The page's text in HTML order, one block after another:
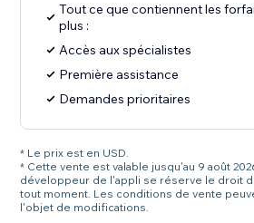
Tout ce que contiennent les
plus :
Accès aux spécialistes
Première assistance
Demandes prioritaires
* Le prix est en USD.
* Cette vente est valable jusqu'au 9 août
développeur de l'appli se réserve le droit
tout moment. Les conditions de vente
l'objet de modifications.